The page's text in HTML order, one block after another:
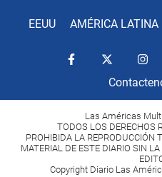
EEUU AMÉRICA LATINA
Las Américas
TODOS LOS DERECHOS
PROHIBIDA LA REPRODUCCIÓN
MATERIAL DE ESTE DIARIO SIN
Copyright Diario Las